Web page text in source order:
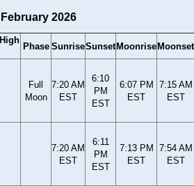
February 2026
High
Phase SunriseSunset Moonrise Moonset
Full
Moon
7:20 AM
EST
6:10
PM
EST
6:07 PM
EST
7:15 AM
EST
7:20 AM
EST
6:11
PM
EST
7:13 PM
EST
7:54 AM
EST